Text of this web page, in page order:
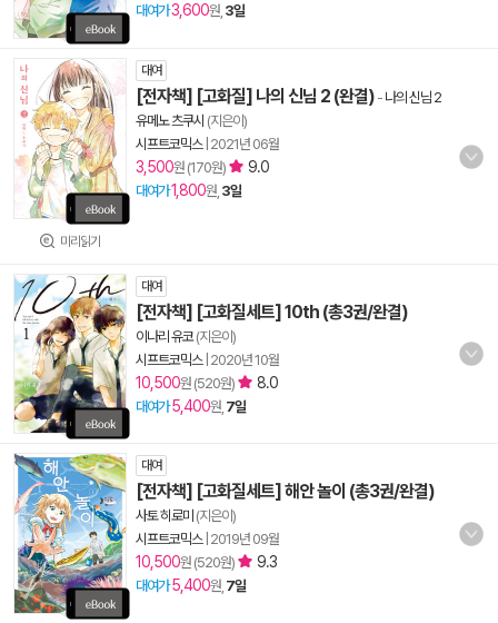
대여가3,600원, 3일
미리읽기
대여
[전자책] [고화질] 나의 신님 2 (완결) - 나의 신님 2
유메노 츠쿠시 (지은이)
시프트코믹스| 2021년 06월
3,500원 (170원) 9.0
대여가1,800원, 3일
대여
[전자책] [고화질세트] 10th (총3권/완결)
이나리 유코(지은이)
시프트코믹스| 2020년 10월
10,500원 (520원) 8.0
대여가 5,400원, 7일
대여
[전자책] [고화질세트] 해안 놀이 (총3권/완결)
사토 히로미 (지은이)
시프트코믹스| 2019년 09월
10,500원 (520원) 9.3
대여가 5,400원, 7일